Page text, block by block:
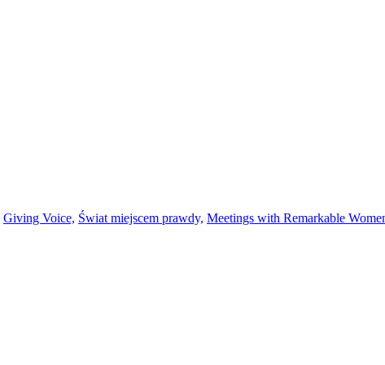
Giving Voice, Świat miejscem prawdy, Meetings with Remarkable